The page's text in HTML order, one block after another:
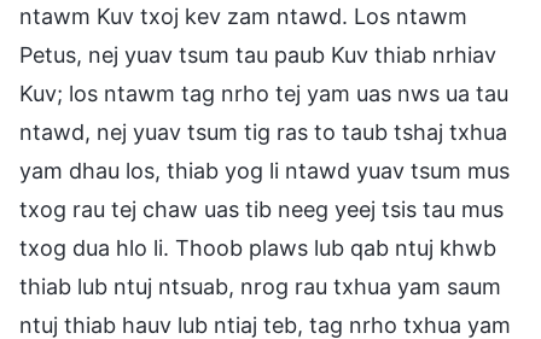
ntawm Kuv txoj kev zam ntawd. Los ntawm
Petus, nej yuav tsum tau paub Kuv thiab nrhiav
Kuv; los ntawm tag nrho tej yam uas nws ua tau
ntawd, nej yuav tsum tig ras to taub tshaj txhua
yam dhau los, thiab yog li ntawd yuav tsum mus
txog rau tej chaw uas tib neeg yeej tsis tau mus
txog dua hlo li. Thoob plaws lub qab ntuj khwb
thiab lub ntuj ntsuab, nrog rau txhua yam saum
ntuj thiab hauv lub ntiaj teb, tag nrho txhua yam